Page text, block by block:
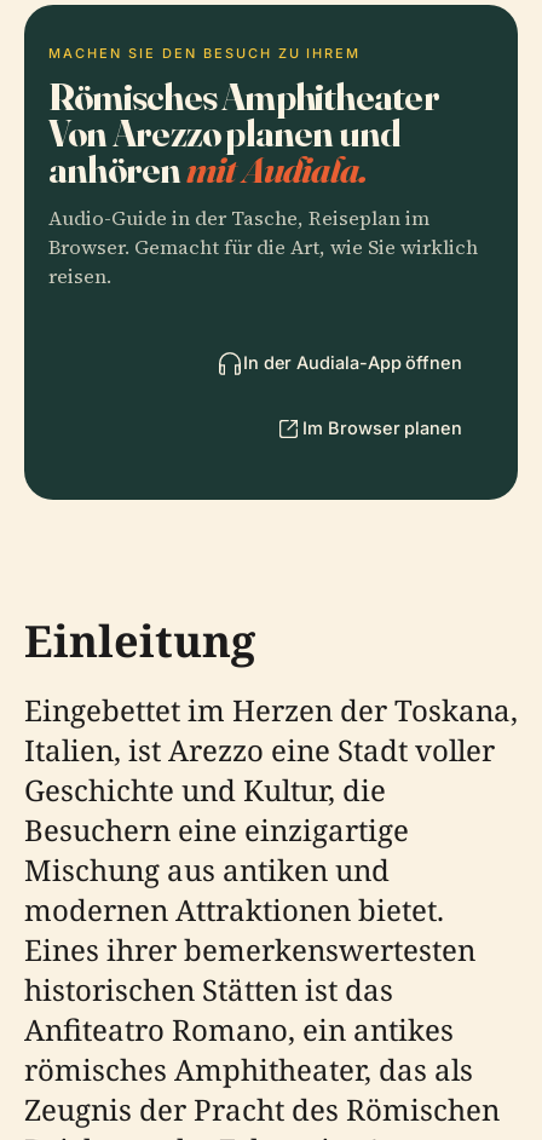
MACHEN SIE DEN BESUCH ZU IHREM
Römisches Amphitheater
Von Arezzo planen und
anhörenmit Audiala.
Audio-Guide in der Tasche, Reiseplan im
Browser. Gemacht für die Art, wie Sie wirklich
reisen.
In der Audiala-App öffnen
Im Browser planen
Einleitung
Eingebettet im Herzen der Toskana,
Italien, ist Arezzo eine Stadt voller
Geschichte und Kultur, die
Besuchern eine einzigartige
Mischung aus antiken und
modernen Attraktionen bietet.
Eines ihrer bemerkenswertesten
historischen Stätten ist das
Anfiteatro Romano, ein antikes
römisches Amphitheater, das als
Zeugnis der Pracht des Römischen